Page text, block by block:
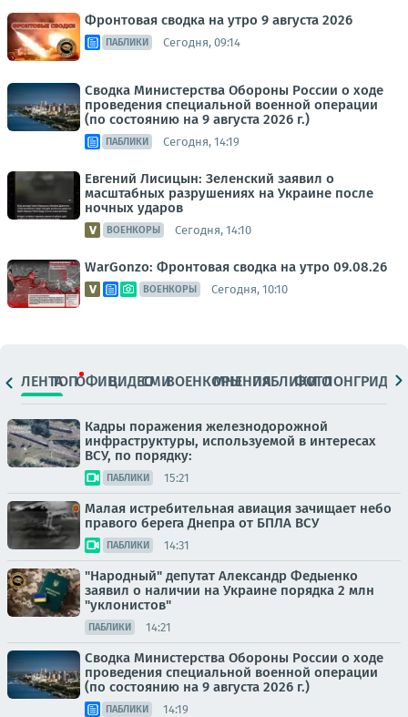
Фронтовая сводка на утро 9 августа 2026
ПАБЛИКИ Сегодня, 09:14
Сводка Министерства Обороны России о ходе
проведения специальной военной операции
(по состоянию на 9 августа 2026 г.)
ПАБЛИКИ Сегодня, 14:19
Евгений Лисицын: Зеленский заявил о
масштабных разрушениях на Украине после
ночных ударов
ВОЕНКОРЫ Сегодня, 14:10
WarGonzo: Фронтовая сводка на утро 09.08.26
ВОЕНКОРЫ Сегодня, 10:10
ЛЕНТАТОПОФИЦ.ВИДЕОСМИВОЕНКОРЫМНЕНИЯПАБЛИКИ
ФОТОЛОНГРИДЫ
Кадры поражения железнодорожной
инфраструктуры, используемой в интересах
ВСУ, по порядку:
ПАБЛИКИ 15:21
Малая истребительная авиация зачищает небо
правого берега Днепра от БПЛА ВСУ
ПАБЛИКИ 14:31
"Народный" депутат Александр Федыенко
заявил о наличии на Украине порядка 2 млн
"уклонистов"
ПАБЛИКИ 14:21
Сводка Министерства Обороны России о ходе
проведения специальной военной операции
(по состоянию на 9 августа 2026 г.)
ПАБЛИКИ 14:19